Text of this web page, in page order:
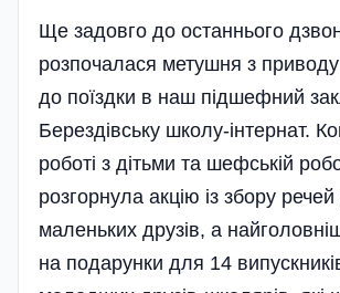
Ще задовго до останнього
розпочалася метушня з приводу
до поїздки в наш підшефний
Берездівську школу-інтернат.
роботі з дітьми та шефській
розгорнула акцію із збору
маленьких друзів, а
на подарунки для 14